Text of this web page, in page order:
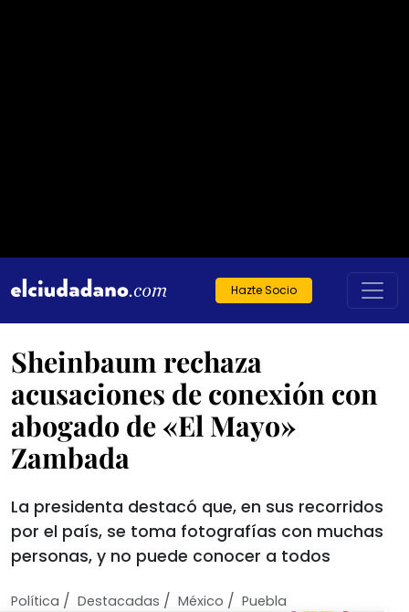
Hazte Socio
Sheinbaum rechaza
acusaciones de conexión con
abogado de «El Mayo»
Zambada
La presidenta destacó que, en sus recorridos
por el país, se toma fotografías con muchas
personas, y no puede conocer a todos
Política / Destacadas / México / Puebla